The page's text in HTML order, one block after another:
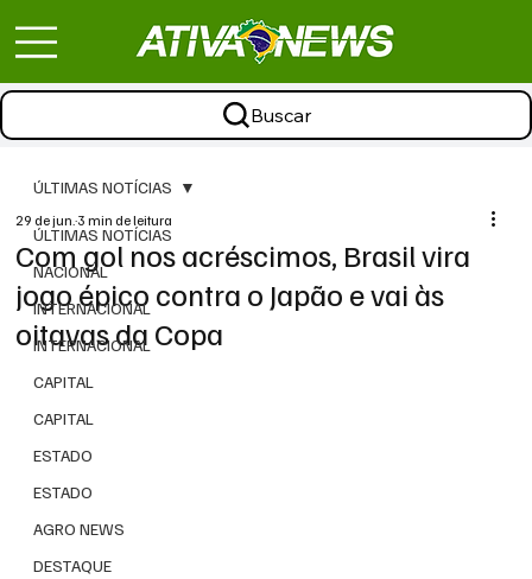
Buscar
ÚLTIMAS NOTÍCIAS
NACIONAL
INTERNACIONAL
INTERNACIONAL
CAPITAL
CAPITAL
ESTADO
ESTADO
AGRO NEWS
DESTAQUE
ÚLTIMAS NOTÍCIAS
Com gol nos acréscimos, Brasil vira
jogo épico contra o Japão e vai às
oitavas da Copa
29 de jun.3 min de leitura